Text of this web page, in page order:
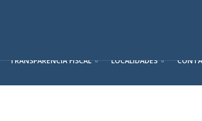
TRANSPARENCIA FISCAL LOCALIDADES